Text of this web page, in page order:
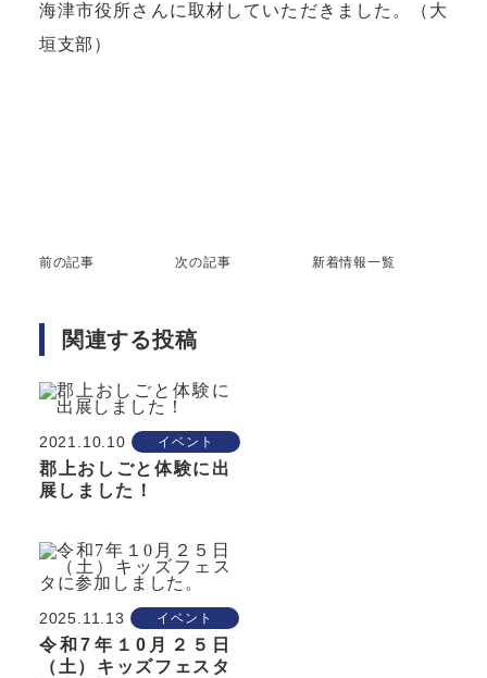
海津市役所さんに取材していただきました。（大
垣支部）
前の記事 次の記事 新着情報一覧
関連する投稿
2021.10.10 イベント
郡上おしごと体験に出
展しました！
2025.11.13 イベント
令和7年１0月２５日
（土）キッズフェスタ